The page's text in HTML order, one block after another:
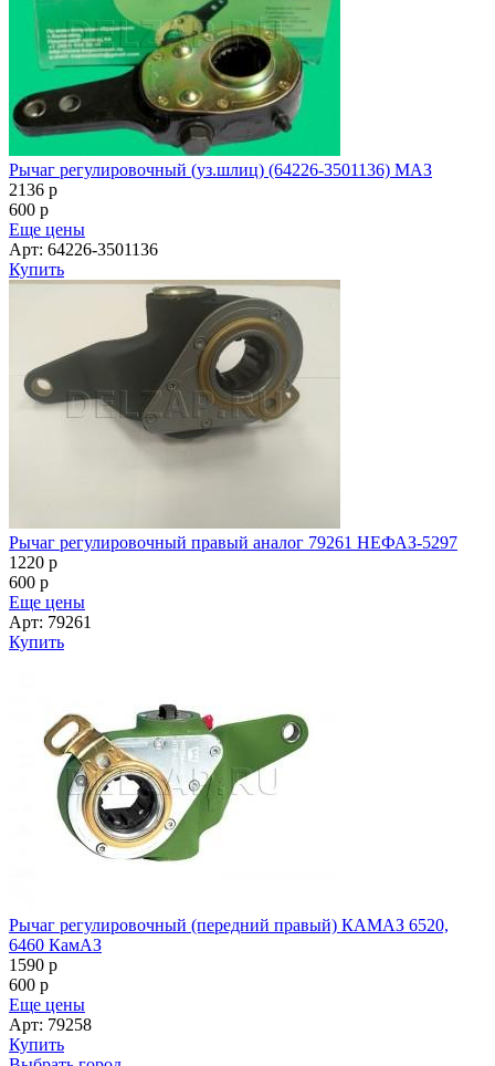
Рычаг регулировочный правый аналог 79261 НЕФАЗ-5297
1220p
600p
Еще цены
Арт: 79261
Рычаг регулировочный (передний правый) КАМАЗ 6520,
6460 КамАЗ
1590 p
600p
Выбрать город
Напишите нам
Корзина Заказать звонок
8 (906) 120-78-77 8 (8552) 44-88-44
Создание и продвижение сайта